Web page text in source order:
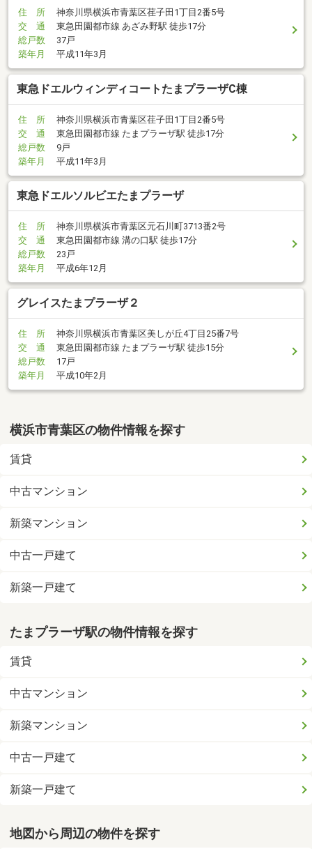
住 所
神奈川県横浜市青葉区荏子田1丁目2番5号
交 通
東急田園都市線 あざみ野駅 徒歩17分
総戸数
37戸
築年月
平成11年3月
東急ドエルウィンディコートたまプラーザC棟
住 所
神奈川県横浜市青葉区荏子田1丁目2番5号
交 通
東急田園都市線 たまプラーザ駅 徒歩17分
総戸数
9戸
築年月
平成11年3月
東急ドエルソルビエたまプラーザ
住 所
神奈川県横浜市青葉区元石川町3713番2号
交 通
東急田園都市線 溝の口駅 徒歩17分
総戸数
23戸
築年月
平成6年12月
グレイスたまプラーザ２
住 所
神奈川県横浜市青葉区美しが丘4丁目25番7号
交 通
東急田園都市線 たまプラーザ駅 徒歩15分
総戸数
17戸
築年月
平成10年2月
横浜市青葉区の物件情報を探す
賃貸
中古マンション
新築マンション
中古一戸建て
新築一戸建て
たまプラーザ駅の物件情報を探す
賃貸
中古マンション
新築マンション
中古一戸建て
新築一戸建て
地図から周辺の物件を探す